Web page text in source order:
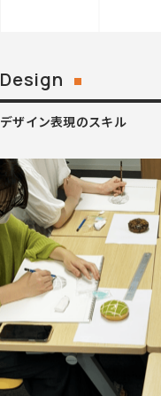
Design
デザイン表現のスキル